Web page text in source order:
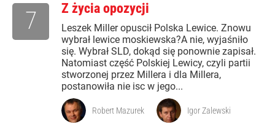
Z życia opozycji
Leszek Miller opuscił Polska Lewice. Znowu
wybrał lewice moskiewska?A nie, wyjaśniło
się. Wybrał SLD, dokąd się ponownie zapisał.
Natomiast część Polskiej Lewicy, czyli partii
stworzonej przez Millera i dla Millera,
postanowiła nie isc w jego...
7
Robert Mazurek Igor Zalewski